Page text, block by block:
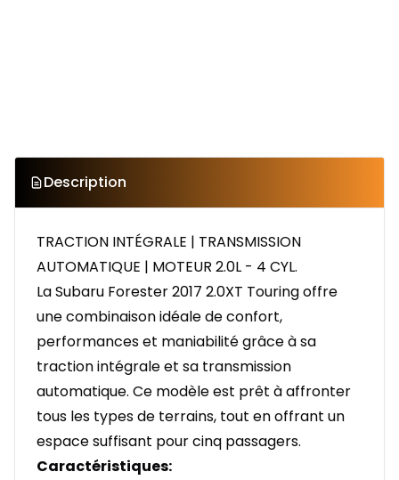
Description
TRACTION INTÉGRALE | TRANSMISSION
AUTOMATIQUE | MOTEUR 2.0L - 4 CYL.
La Subaru Forester 2017 2.0XT Touring offre
une combinaison idéale de confort,
performances et maniabilité grâce à sa
traction intégrale et sa transmission
automatique. Ce modèle est prêt à affronter
tous les types de terrains, tout en offrant un
espace suffisant pour cinq passagers.
Caractéristiques: